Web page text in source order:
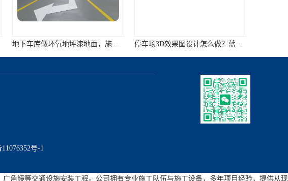
地下车库做环氧地坪漆地面，施工时需要注意哪些方面 停车场3D效果图设计怎么做？蓝西特提供停车场方案设计服务
11076352号-1
角镜等交通设施安装工程。公司拥有专业施工队伍与施工设备，多年项目经验，提供从现